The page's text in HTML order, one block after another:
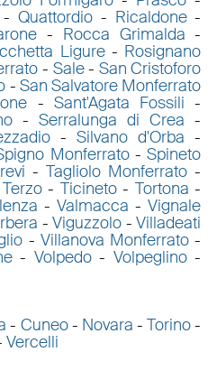
- Quattordio- Ricaldone-
- Rocca Grimalda -
Ligure- Rosignano
- Sale- San Cristoforo
- San Salvatore Monferrato
- Sant'Agata Fossili -
-Serralunga di Crea -
-Silvano d'Orba -
Monferrato-Spineto
-Tagliolo Monferrato -
Terzo- Ticineto- Tortona -
-Valmacca -Vignale
-Viguzzolo -Villadeati
- Villanova Monferrato -
- Volpedo- Volpeglino-
- Cuneo- Novara -Torino-
Vercelli